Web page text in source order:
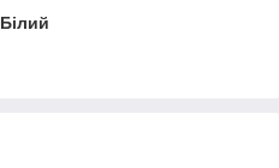
Білий